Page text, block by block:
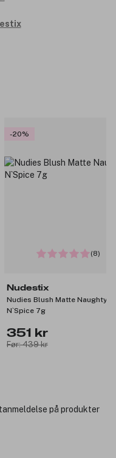
-20%
(8)
Nudestix
Nudies Blush Matte Naughty
N`Spice 7g
351 kr
Før: 439 kr
på produkter